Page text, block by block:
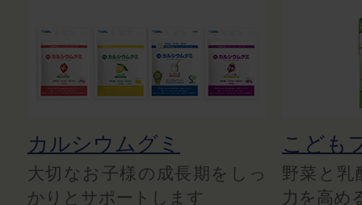
カルシウムグミ
大切なお子様の成長期をしっ
かりとサポートします
こども
野菜と乳
力を高め